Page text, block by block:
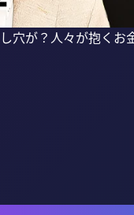
穴が？人々が抱く